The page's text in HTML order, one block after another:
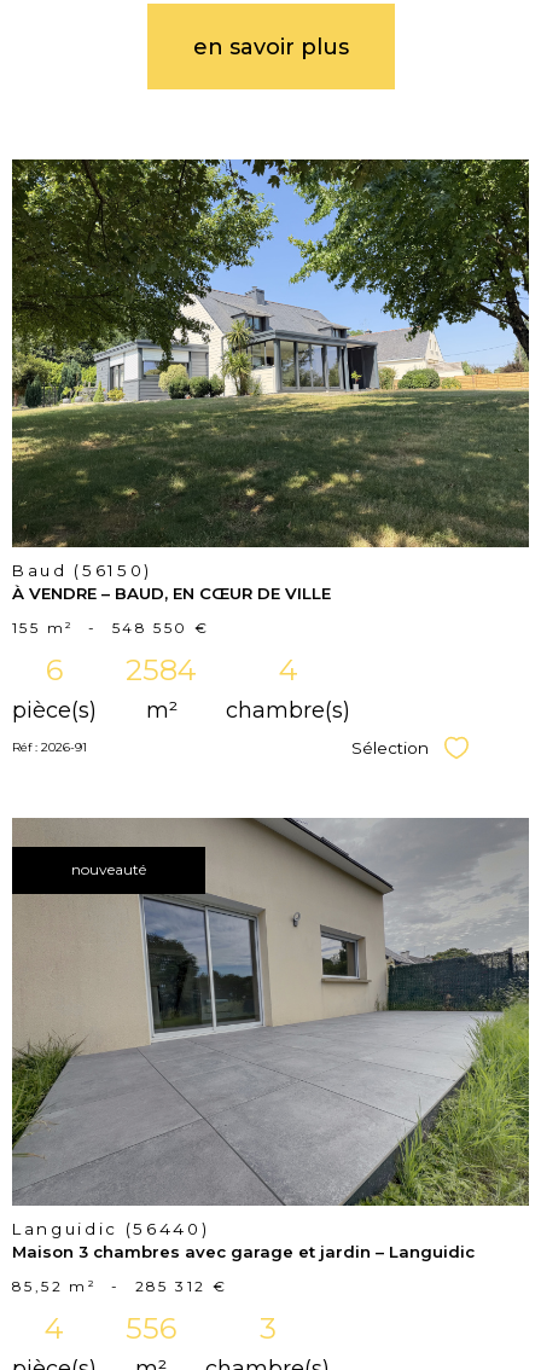
en savoir plus
voir le
bien
Baud (56150)
À VENDRE – BAUD, EN CŒUR DE VILLE
155 m² - 548 550 €
6
pièce(s)
2584
m²
4
chambre(s)
Réf : 2026-91 Sélection Sélectionner
nouveauté
voir le
bien
Languidic (56440)
Maison 3 chambres avec garage et jardin – Languidic
85,52 m² - 285 312 €
4 556 3